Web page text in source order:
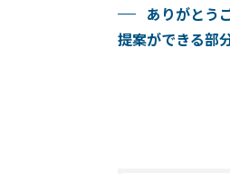
ありがとう
提案ができる部